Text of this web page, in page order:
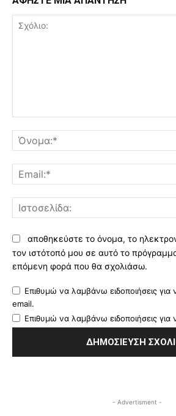
αποθηκεύστε το όνομα, το
τον ιστότοπό μου σε αυτό το
επόμενη φορά που θα σχολιάσω.
Επιθυμώ να λαμβάνω ειδοποιήσεις
email.
Επιθυμώ να λαμβάνω ειδοποιήσεις
- Advertisment -